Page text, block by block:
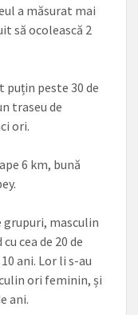
a măsurat mai
să ocolească 2
puțin peste 30 de
traseu de
ori.
6 km, bună
masculin
cea de 20 de
ani. Lor li s-au
ori feminin, și
ani.